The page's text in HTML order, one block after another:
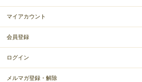
マイアカウント
会員登録
ログイン
メルマガ登録・解除